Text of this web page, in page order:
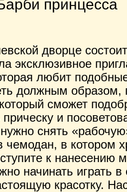
принцесса
дворце
эксклюзивное
любит
должным образом,
сможет
и
снять
чемодан, в котором
к нанесению
начинать играть в
красотку.